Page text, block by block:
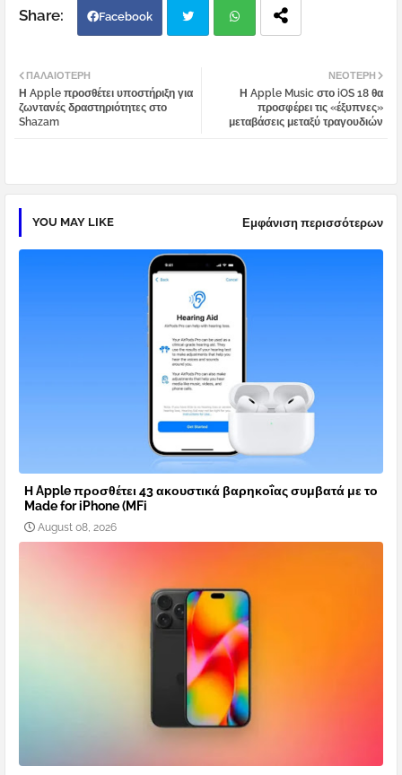
Facebook
tter atsa
ΝΕΌΤΕΡΗ
Η Apple Music στο iOS 18 θα
προσφέρει τις «έξυπνες»
μεταβάσεις μεταξύ τραγουδιών
ΠΑΛΑΙΌΤΕΡΗ
Η Apple προσθέτει υποστήριξη για
ζωντανές δραστηριότητες στο
Shazam
YOU MAY LIKE Εμφάνιση περισσότερων
Η Apple προσθέτει 43 ακουστικά βαρηκοΐας συμβατά με το
Made for iPhone (MFi
August 08, 2026